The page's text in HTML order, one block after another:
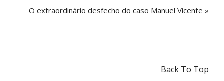
O extraordinário desfecho do caso Manuel Vicente »
Back To Top